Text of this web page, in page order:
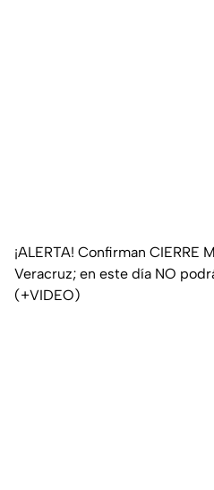
¡ALERTA! Confirman CIERRE
Veracruz; en este día NO
(+VIDEO)